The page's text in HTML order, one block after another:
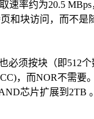
率约为20.5
和块访问，而不
须按块（即512
，而NOR不需要。
芯片扩展到2TB 。